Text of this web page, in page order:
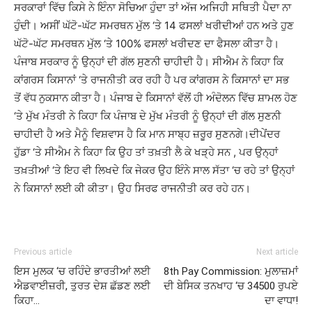
ਸਰਕਾਰਾਂ ਵਿੱਚ ਕਿਸੇ ਨੇ ਇੰਨਾ ਸੋਚਿਆ ਹੁੰਦਾ ਤਾਂ ਅੱਜ ਅਜਿਹੀ ਸਥਿਤੀ ਪੈਦਾ ਨਾ
ਹੁੰਦੀ। ਅਸੀਂ ਘੱਟੋ-ਘੱਟ ਸਮਰਥਨ ਮੁੱਲ ‘ਤੇ 14 ਫਸਲਾਂ ਖਰੀਦੀਆਂ ਹਨ ਅਤੇ ਹੁਣ
ਘੱਟੋ-ਘੱਟ ਸਮਰਥਨ ਮੁੱਲ ‘ਤੇ 100% ਫਸਲਾਂ ਖਰੀਦਣ ਦਾ ਫੈਸਲਾ ਕੀਤਾ ਹੈ।
ਪੰਜਾਬ ਸਰਕਾਰ ਨੂੰ ਉਨ੍ਹਾਂ ਦੀ ਗੱਲ ਸੁਣਨੀ ਚਾਹੀਦੀ ਹੈ। ਸੀਐਮ ਨੇ ਕਿਹਾ ਕਿ
ਕਾਂਗਰਸ ਕਿਸਾਨਾਂ ‘ਤੇ ਰਾਜਨੀਤੀ ਕਰ ਰਹੀ ਹੈ ਪਰ ਕਾਂਗਰਸ ਨੇ ਕਿਸਾਨਾਂ ਦਾ ਸਭ
ਤੋਂ ਵੱਧ ਨੁਕਸਾਨ ਕੀਤਾ ਹੈ। ਪੰਜਾਬ ਦੇ ਕਿਸਾਨਾਂ ਵੱਲੋਂ ਹੀ ਅੰਦੋਲਨ ਵਿੱਚ ਸ਼ਾਮਲ ਹੋਣ
‘ਤੇ ਮੁੱਖ ਮੰਤਰੀ ਨੇ ਕਿਹਾ ਕਿ ਪੰਜਾਬ ਦੇ ਮੁੱਖ ਮੰਤਰੀ ਨੂੰ ਉਨ੍ਹਾਂ ਦੀ ਗੱਲ ਸੁਣਨੀ
ਚਾਹੀਦੀ ਹੈ ਅਤੇ ਮੈਨੂੰ ਵਿਸ਼ਵਾਸ ਹੈ ਕਿ ਮਾਨ ਸਾਬ੍ਹ ਜ਼ਰੂਰ ਸੁਣਨਗੇ।ਦੀਪੇਂਦਰ
ਹੁੱਡਾ ‘ਤੇ ਸੀਐਮ ਨੇ ਕਿਹਾ ਕਿ ਉਹ ਤਾਂ ਤਖ਼ਤੀ ਲੈ ਕੇ ਖੜ੍ਹੇ ਸਨ , ਪਰ ਉਨ੍ਹਾਂ
ਤਖ਼ਤੀਆਂ ‘ਤੇ ਇਹ ਵੀ ਲਿਖਦੇ ਕਿ ਜੇਕਰ ਉਹ ਇੰਨੇ ਸਾਲ ਸੱਤਾ ‘ਚ ਰਹੇ ਤਾਂ ਉਨ੍ਹਾਂ
ਨੇ ਕਿਸਾਨਾਂ ਲਈ ਕੀ ਕੀਤਾ। ਉਹ ਸਿਰਫ ਰਾਜਨੀਤੀ ਕਰ ਰਹੇ ਹਨ।
Previous article
ਇਸ ਮੁਲਕ ‘ਚ ਰਹਿੰਦੇ ਭਾਰਤੀਆਂ ਲਈ
ਐਡਵਾਈਜ਼ਰੀ, ਤੁਰਤ ਦੇਸ਼ ਛੱਡਣ ਲਈ
ਕਿਹਾ…
Next article
8th Pay Commission: ਮੁਲਾਜ਼ਮਾਂ
ਦੀ ਬੇਸਿਕ ਤਨਖਾਹ ‘ਚ 34500 ਰੁਪਏ
ਦਾ ਵਾਧਾ!